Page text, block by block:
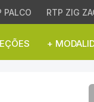
PALCO RTP ZIG
+